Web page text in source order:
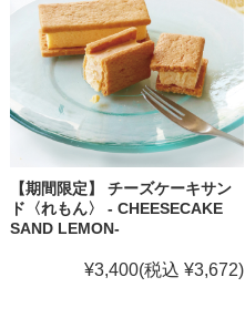
【期間限定】 チーズケーキサン
ド〈れもん〉 - CHEESECAKE
SAND LEMON-
¥3,400(税込 ¥3,672)